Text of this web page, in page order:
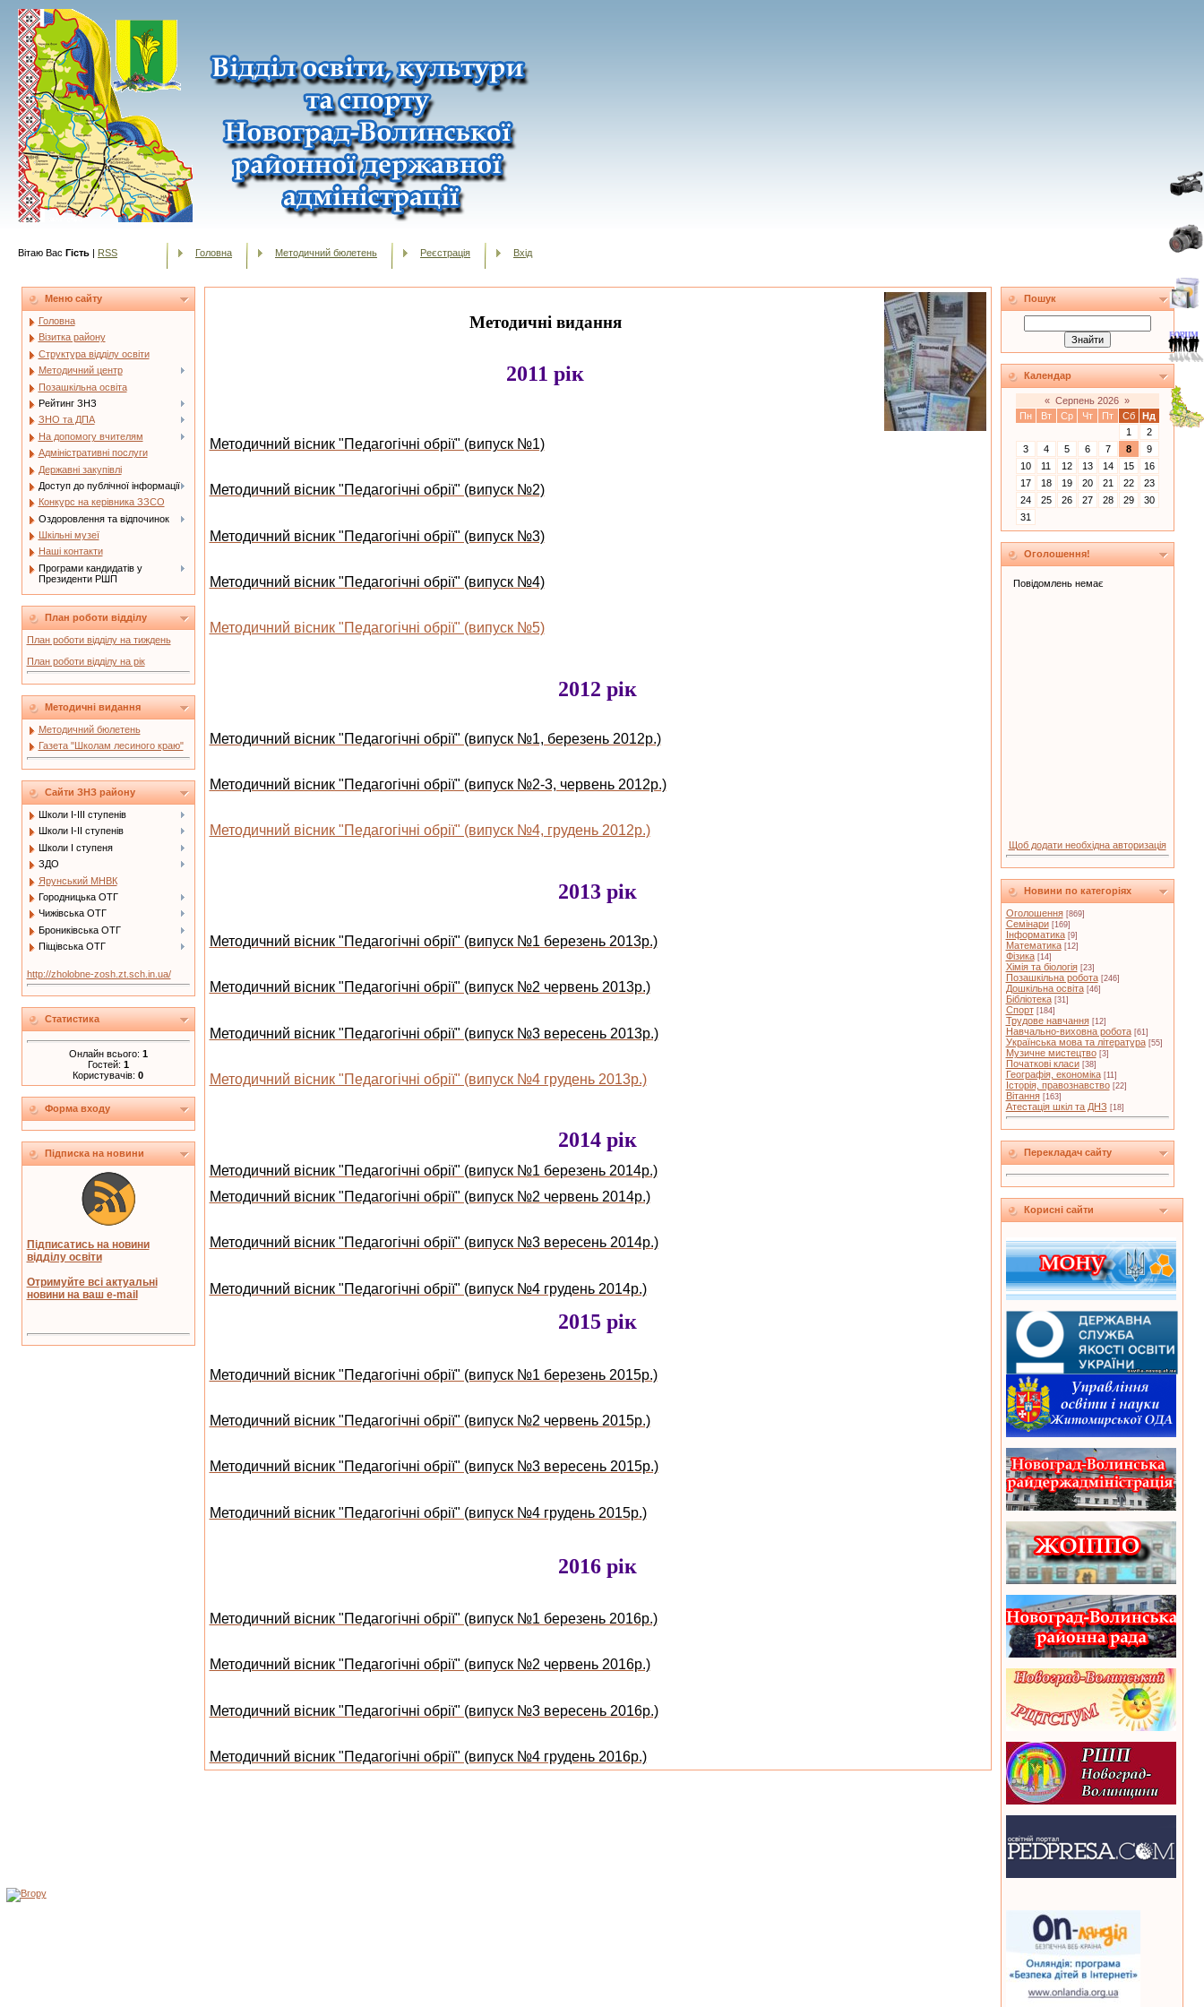
Вітаю Вас Гість | RSS Головна Методичний бюлетень Реєстрація Вхід
Меню сайту
Головна
Візитка району
Структура відділу освіти
Методичний центр
Позашкільна освіта
Рейтинг ЗНЗ
ЗНО та ДПА
На допомогу вчителям
Адміністративні послуги
Державні закупівлі
Доступ до публічної інформації
Конкурс на керівника ЗЗСО
Оздоровлення та відпочинок
Шкільні музеї
Наші контакти
Програми кандидатів у
Президенти РШП
План роботи відділу
План роботи відділу на тиждень
План роботи відділу на рік
Методичні видання
Методичний бюлетень
Газета "Школам лесиного краю"
Сайти ЗНЗ району
Школи І-ІІІ ступенів
Школи І-ІІ ступенів
Школи І ступеня
ЗДО
Ярунський МНВК
Городницька ОТГ
Чижівська ОТГ
Брониківська ОТГ
Піщівська ОТГ
http://zholobne-zosh.zt.sch.in.ua/
Статистика
Онлайн всього: 1
Гостей: 1
Користувачів: 0
Форма входу
Підписка на новини
Підписатись на новини
відділу освіти
Отримуйте всі актуальні
новини на ваш e-mail
Методичні видання
2011 рік
Методичний вісник "Педагогічні обрії" (випуск №1)
Методичний вісник "Педагогічні обрії" (випуск №2)
Методичний вісник "Педагогічні обрії" (випуск №3)
Методичний вісник "Педагогічні обрії" (випуск №4)
Методичний вісник "Педагогічні обрії" (випуск №5)
2012 рік
Методичний вісник "Педагогічні обрії" (випуск №1, березень 2012р.)
Методичний вісник "Педагогічні обрії" (випуск №2-3, червень 2012р.)
Методичний вісник "Педагогічні обрії" (випуск №4, грудень 2012р.)
2013 рік
Методичний вісник "Педагогічні обрії" (випуск №1 березень 2013р.)
Методичний вісник "Педагогічні обрії" (випуск №2 червень 2013р.)
Методичний вісник "Педагогічні обрії" (випуск №3 вересень 2013р.)
Методичний вісник "Педагогічні обрії" (випуск №4 грудень 2013р.)
2014 рік
Методичний вісник "Педагогічні обрії" (випуск №1 березень 2014р.)
Методичний вісник "Педагогічні обрії" (випуск №2 червень 2014р.)
Методичний вісник "Педагогічні обрії" (випуск №3 вересень 2014р.)
Методичний вісник "Педагогічні обрії" (випуск №4 грудень 2014р.)
2015 рік
Методичний вісник "Педагогічні обрії" (випуск №1 березень 2015р.)
Методичний вісник "Педагогічні обрії" (випуск №2 червень 2015р.)
Методичний вісник "Педагогічні обрії" (випуск №3 вересень 2015р.)
Методичний вісник "Педагогічні обрії" (випуск №4 грудень 2015р.)
2016 рік
Методичний вісник "Педагогічні обрії" (випуск №1 березень 2016р.)
Методичний вісник "Педагогічні обрії" (випуск №2 червень 2016р.)
Методичний вісник "Педагогічні обрії" (випуск №3 вересень 2016р.)
Методичний вісник "Педагогічні обрії" (випуск №4 грудень 2016р.)
Пошук
Календар
« Серпень 2026 »
Пн
Вт Ср Чт Пт Сб
Нд
1
2
3
4 5 6 7 8
9
10
11 12 13 14 15
16
17
18 19 20 21 22
23
24
25 26 27 28 29
30
31
Оголошення!
Щоб додати необхідна авторизація
Новини по категоріях
Оголошення [869]
Семінари [169]
Інформатика [9]
Математика [12]
Фізика [14]
Хімія та біологія [23]
Позашкільна робота [246]
Дошкільна освіта [46]
Бібліотека [31]
Спорт [184]
Трудове навчання [12]
Навчально-виховна робота [61]
Українська мова та література [55]
Музичне мистецтво [3]
Початкові класи [38]
Географія, економіка [11]
Історія, правознавство [22]
Вітання [163]
Атестація шкіл та ДНЗ [18]
Перекладач сайту
Корисні сайти